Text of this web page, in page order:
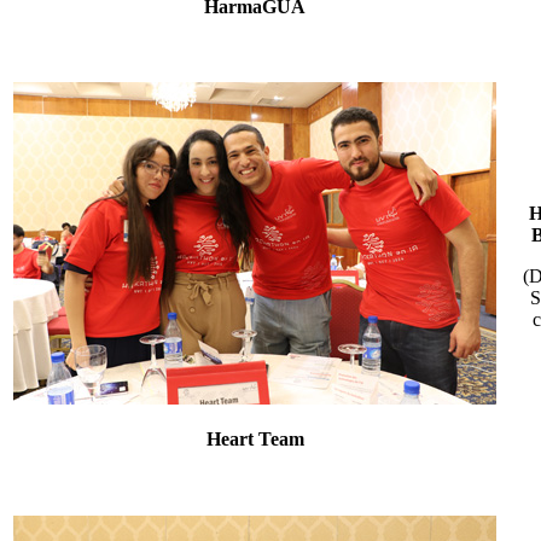
HarmaGUA
Heart Team